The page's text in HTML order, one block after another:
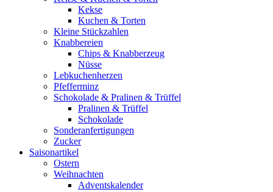
Kekse
Kuchen & Torten
Kleine Stückzahlen
Knabbereien
Chips & Knabberzeug
Nüsse
Lebkuchenherzen
Pfefferminz
Schokolade & Pralinen & Trüffel
Pralinen & Trüffel
Schokolade
Sonderanfertigungen
Zucker
Saisonartikel
Ostern
Weihnachten
Adventskalender